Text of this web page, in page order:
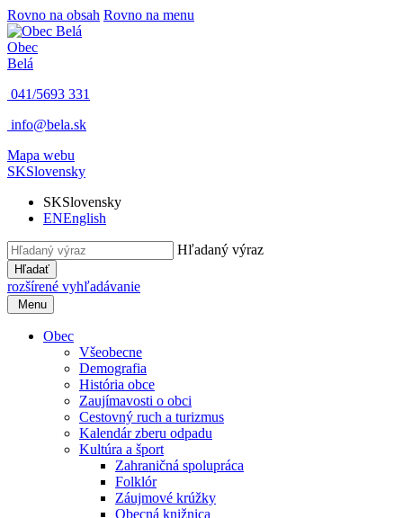
Rovno na obsah Rovno na menu
Obec
Belá
041/5693 331
info@bela.sk
Mapa webu
SKSlovensky
SKSlovensky
ENEnglish
Hľadaný výraz
Hľadať
rozšírené vyhľadávanie
Menu
Obec
Všeobecne
Demografia
História obce
Zaujímavosti o obci
Cestovný ruch a turizmus
Kalendár zberu odpadu
Kultúra a šport
Zahraničná spolupráca
Folklór
Záujmové krúžky
Obecná knižnica